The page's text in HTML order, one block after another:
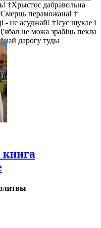
†Хрыстос дабравольна
пераможана! †
не асуджай! †Ісус шукае і
не можа зрабіць пекла
дарогу туды